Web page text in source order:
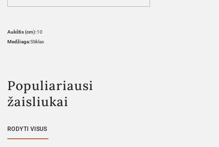
Aukštis (cm):10
Medžiaga:Stiklas
Populiariausi
žaisliukai
RODYTI VISUS